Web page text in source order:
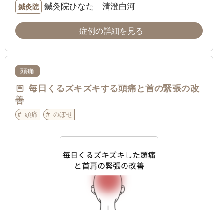
鍼灸院 鍼灸院ひなた 清澄白河
症例の詳細を見る
頭痛
毎日くるズキズキする頭痛と首の緊張の改
善
頭痛 のぼせ